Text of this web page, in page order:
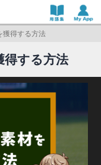
獲得する方法
得する方法